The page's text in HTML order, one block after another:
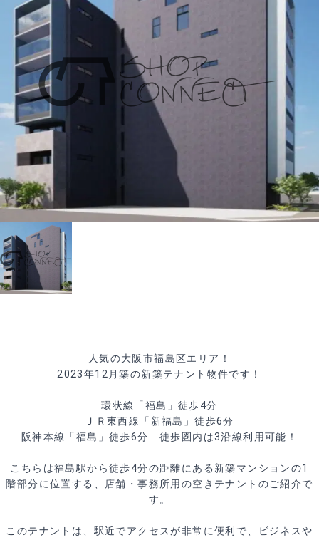
人気の大阪市福島区エリア！
2023年12月築の新築テナント物件です！
環状線「福島」徒歩4分
ＪＲ東西線「新福島」徒歩6分
阪神本線「福島」徒歩6分 徒歩圏内は3沿線利用可能！
こちらは福島駅から徒歩4分の距離にある新築マンションの1
階部分に位置する、店舗・事務所用の空きテナントのご紹介で
す。
このテナントは、駅近でアクセスが非常に便利で、ビジネスや